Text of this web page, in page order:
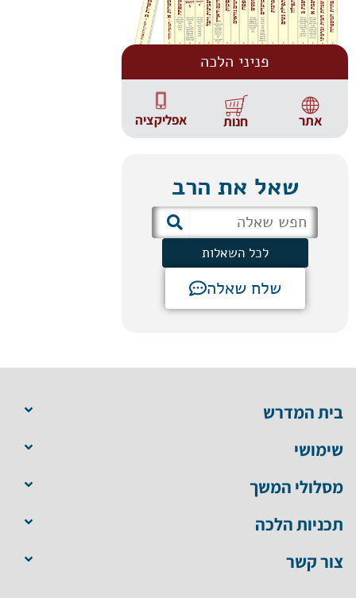
פניני הלכה
אתר חנות אפליקציה
שאל את הרב
לכל השאלות
שלח שאלה
בית המדרש
שימושי
מסלולי המשך
תכניות הלכה
צור קשר